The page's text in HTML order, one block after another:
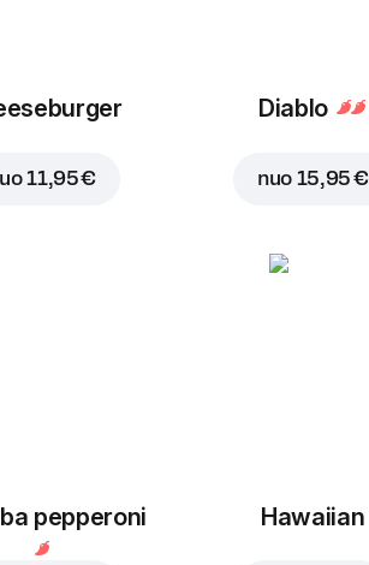
11,95 €
Diablo
nuo 15,95 €
pepperoni Hawaiian